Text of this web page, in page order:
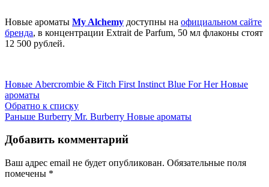
Новые ароматы My Alchemy доступны на официальном сайте
бренда, в концентрации Extrait de Parfum, 50 мл флаконы стоят
12 500 рублей.
Новые Abercrombie & Fitch First Instinct Blue For Her Новые
ароматы
Обратно к списку
Раньше Burberry Mr. Burberry Новые ароматы
Добавить комментарий
Ваш адрес email не будет опубликован. Обязательные поля
помечены *